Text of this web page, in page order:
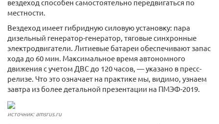
вездеход способен самостоятельно передвигаться по
местности.
Вездеход имеет гибридную силовую установку: пара
дизельный генератор-генератор, тяговые синхронные
электродвигатели. Литиевые батареи обеспечивают запас
хода до 60 мин. Максимальное время автономного
движения с учетом ДВС до 120 часов, — указано в пресс-
релизе. Что это означает на практике мы, видимо, узнаем
завтра из более детальной презентации на ПМЭФ-2019.
источник: amsrus.ru